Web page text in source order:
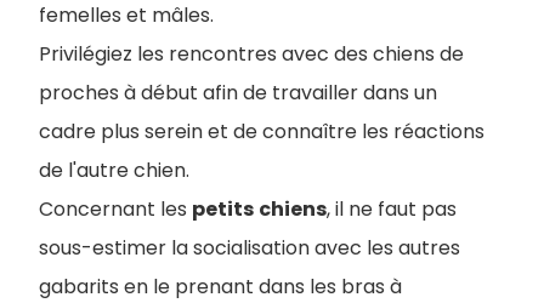
femelles et mâles.
Privilégiez les rencontres avec des chiens de
proches à début afin de travailler dans un
cadre plus serein et de connaître les réactions
de l'autre chien.
Concernant les petits chiens, il ne faut pas
sous-estimer la socialisation avec les autres
gabarits en le prenant dans les bras à